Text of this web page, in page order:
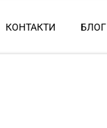
КОНТАКТИ БЛОГ